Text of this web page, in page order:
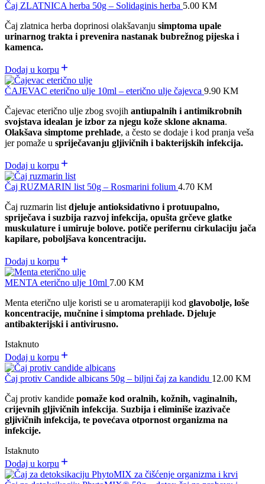
Čaj ZLATNICA herba 50g – Solidaginis herba 5.00 KM
Čaj zlatnica herba doprinosi olakšavanju simptoma upale
urinarnog trakta i prevenira nastanak bubrežnog pijeska i
kamenca.
Dodaj u korpu
ČAJEVAC eterično ulje 10ml – eterično ulje čajevca 9.90 KM
Čajevac eterično ulje zbog svojih antiupalnih i antimikrobnih
svojstava idealan je izbor za njegu kože sklone aknama.
Olakšava simptome prehlade, a često se dodaje i kod pranja veša
jer pomaže u spriječavanju gljivičnih i bakterijskih infekcija.
Dodaj u korpu
Čaj RUZMARIN list 50g – Rosmarini folium 4.70 KM
Čaj ruzmarin listdjeluje antioksidativno i protuupalno,
spriječava i suzbija razvoj infekcija, opušta grčeve glatke
muskulature i umiruje bolove. potiče perifernu cirkulaciju jača
kapilare, poboljšava koncentraciju.
Dodaj u korpu
MENTA eterično ulje 10ml 7.00 KM
Menta eterično ulje koristi se u aromaterapiji kod glavobolje, loše
koncentracije, mučnine i simptoma prehlade. Djeluje
antibakterijski i antivirusno.
Istaknuto
Dodaj u korpu
Čaj protiv Candide albicans 50g – biljni čaj za kandidu 12.00 KM
Čaj protiv kandide pomaže kod oralnih, kožnih, vaginalnih,
crijevnih gljivičnih infekcija. Suzbija i eliminiše izazivače
gljivičnih infekcija, te povećava otpornost organizma na
infekcije.
Istaknuto
Dodaj u korpu